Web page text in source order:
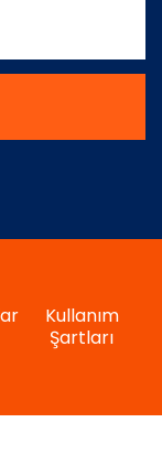
Kullanım
Şartları